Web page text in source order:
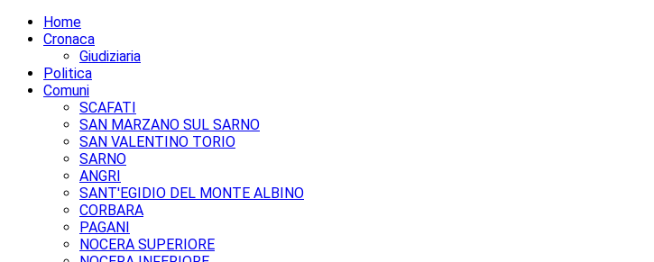
Home
Cronaca
Giudiziaria
Politica
Comuni
SCAFATI
SAN MARZANO SUL SARNO
SAN VALENTINO TORIO
SARNO
ANGRI
SANT'EGIDIO DEL MONTE ALBINO
CORBARA
PAGANI
NOCERA SUPERIORE